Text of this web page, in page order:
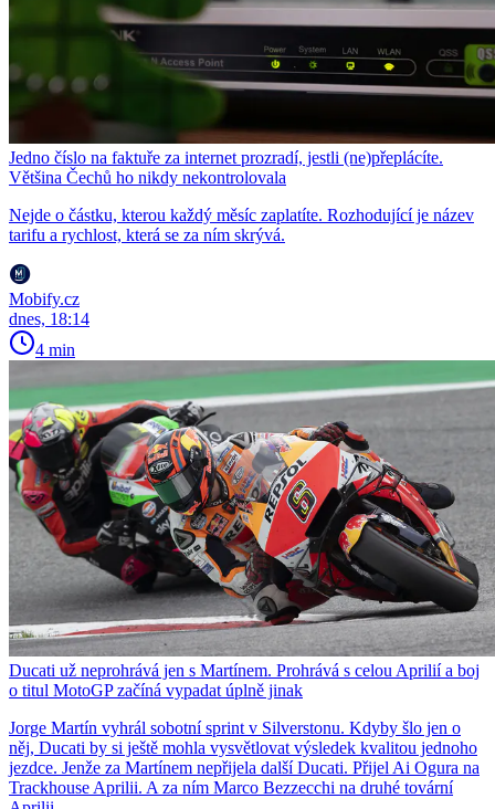
Jedno číslo na faktuře za internet prozradí, jestli (ne)přeplácíte.
Většina Čechů ho nikdy nekontrolovala
Nejde o částku, kterou každý měsíc zaplatíte. Rozhodující je název
tarifu a rychlost, která se za ním skrývá.
Mobify.cz
dnes, 18:14
4 min
Ducati už neprohrává jen s Martínem. Prohrává s celou Aprilií a boj
o titul MotoGP začíná vypadat úplně jinak
Jorge Martín vyhrál sobotní sprint v Silverstonu. Kdyby šlo jen o
něj, Ducati by si ještě mohla vysvětlovat výsledek kvalitou jednoho
jezdce. Jenže za Martínem nepřijela další Ducati. Přijel Ai Ogura na
Trackhouse Aprilii. A za ním Marco Bezzecchi na druhé tovární